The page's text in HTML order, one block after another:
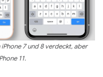
7 und 8 verdeckt, aber
11.